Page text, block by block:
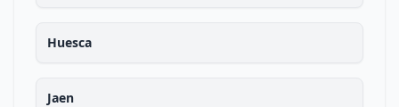
Huesca
Jaen